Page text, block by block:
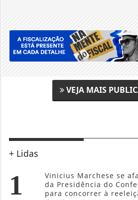
VEJA MAIS
+ Lidas
1
Vinicius Marchese se
da Presidência do
para concorrer à